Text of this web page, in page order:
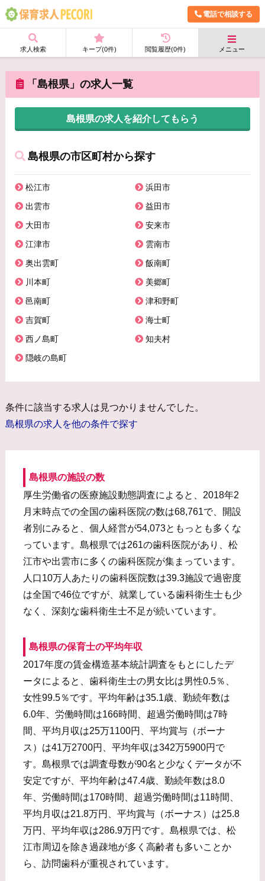
電話で相談する
求人検索 キープ(0件) 閲覧履歴(0件) メニュー
「島根県」の求人一覧
島根県の求人を紹介してもらう
島根県の市区町村から探す
松江市
浜田市
出雲市
益田市
大田市
安来市
江津市
雲南市
奥出雲町
飯南町
川本町
美郷町
邑南町
津和野町
吉賀町
海士町
西ノ島町
知夫村
隠岐の島町
条件に該当する求人は見つかりませんでした。
島根県の求人を他の条件で探す
島根県の施設の数
厚生労働省の医療施設動態調査によると、2018年2
月末時点での全国の歯科医院の数は68,761で、開設
者別にみると、個人経営が54,073ともっとも多くな
っています。島根県では261の歯科医院があり、松
江市や出雲市に多くの歯科医院が集まっています。
人口10万人あたりの歯科医院数は39.3施設で過密度
は全国で46位ですが、就業している歯科衛生士も少
なく、深刻な歯科衛生士不足が続いています。
島根県の保育士の平均年収
2017年度の賃金構造基本統計調査をもとにしたデ
ータによると、歯科衛生士の男女比は男性0.5％、
女性99.5％です。平均年齢は35.1歳、勤続年数は
6.0年、労働時間は166時間、超過労働時間は7時
間、平均月収は25万1100円、平均賞与（ボーナ
ス）は41万2700円、平均年収は342万5900円で
す。島根県では調査母数が90名と少なくデータが不
安定ですが、平均年齢は47.4歳、勤続年数は8.0
年、労働時間は170時間、超過労働時間は11時間、
平均月収は21.8万円、平均賞与（ボーナス）は25.8
万円、平均年収は286.9万円です。島根県では、松
江市周辺を除き過疎地が多く高齢者も多いことか
ら、訪問歯科が重視されています。